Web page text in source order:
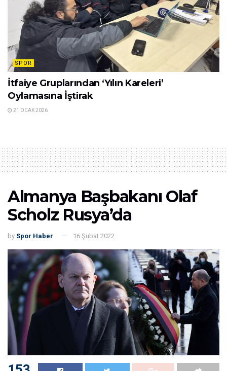
SPOR
İtfaiye Gruplarından ‘Yılın Kareleri’
Oylamasına İştirak
21 OCAK 2026
Almanya Başbakanı Olaf
Scholz Rusya’da
by Spor Haber 16 Şubat 2022